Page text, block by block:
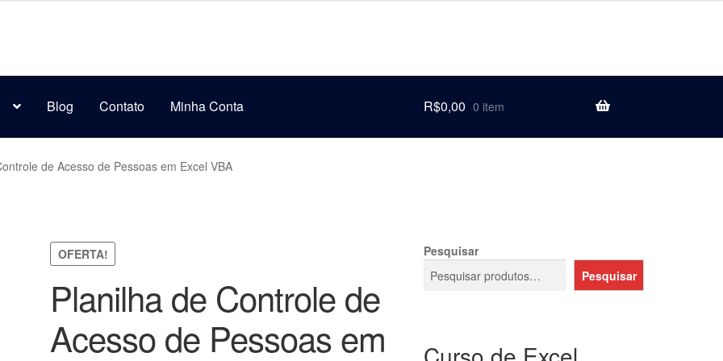
Blog Contato Minha Conta R$0,00 0 item
de Acesso de Pessoas em Excel VBA
OFERTA!
Planilha de Controle de
Acesso de Pessoas em
Pesquisar
Pesquisar